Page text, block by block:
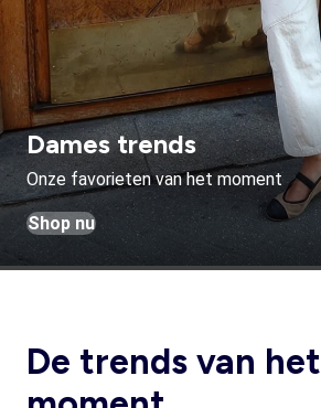
Dames trends
Onze favorieten van het moment
Shop nu
De trends van het